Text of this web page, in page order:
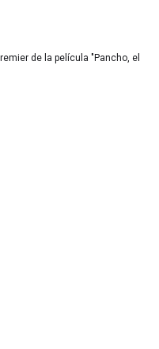
de la película "Pancho, el